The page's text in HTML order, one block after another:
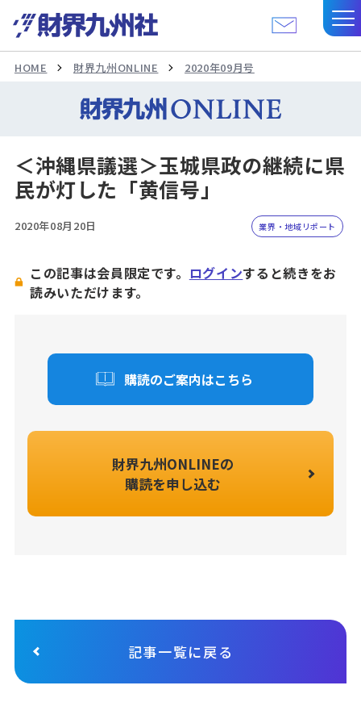
HOME 財界九州ONLINE 2020年09月号
＜沖縄県議選＞玉城県政の継続に県
民が灯した「黄信号」
2020年08月20日 業界・地域リポート
この記事は会員限定です。 ログインすると続きをお
読みいただけます。
購読のご案内はこちら
財界九州ONLINEの
購読を申し込む
記事一覧に戻る